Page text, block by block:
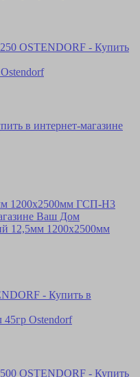
12,5мм 1200х2500мм
Ostendorf